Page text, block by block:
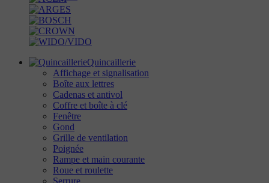
Quincaillerie
Affichage et signalisation
Boîte aux lettres
Cadenas et antivol
Coffre et boîte à clé
Fenêtre
Gond
Grille de ventilation
Poignée
Rampe et main courante
Roue et roulette
Serrure